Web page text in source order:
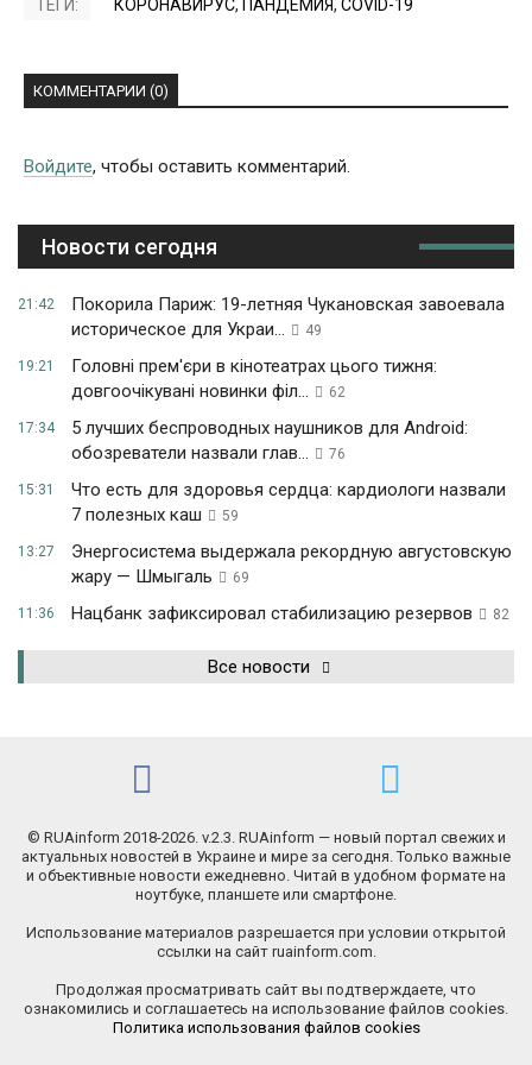
ТЕГИ: КОРОНАВИРУС, ПАНДЕМИЯ, COVID-19
КОММЕНТАРИИ (0)
Войдите, чтобы оставить комментарий.
Новости сегодня
21:42
Покорила Париж: 19-летняя Чукановская завоевала
историческое для Украи...
49
19:21
Головні прем'єри в кінотеатрах цього тижня:
довгоочікувані новинки філ...
62
17:34
5 лучших беспроводных наушников для Android:
обозреватели назвали глав...
76
15:31
Что есть для здоровья сердца: кардиологи назвали
7 полезных каш
59
13:27
Энергосистема выдержала рекордную августовскую
жару — Шмыгаль
69
11:36 Нацбанк зафиксировал стабилизацию резервов 82
Все новости
© RUAinform 2018-2026. v.2.3. RUAinform — новый портал свежих и
актуальных новостей в Украине и мире за сегодня. Только важные
и объективные новости ежедневно. Читай в удобном формате на
ноутбуке, планшете или смартфоне.
Использование материалов разрешается при условии открытой
ссылки на сайт ruainform.com.
Продолжая просматривать сайт вы подтверждаете, что
ознакомились и соглашаетесь на использование файлов cookies.
Политика использования файлов cookies